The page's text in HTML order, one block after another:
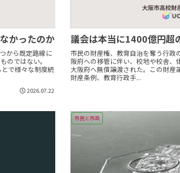
かったのか
から既定路線に
のではない。
で様々な制度統
2026.07.22
議会は本当に1400億円超
市民の財産権、教育自治を奪う行政
阪府への移管に伴い、校地や校舎、
大阪府へ無償譲渡された。この財産
財産条例、教育行政手...
市民と市政